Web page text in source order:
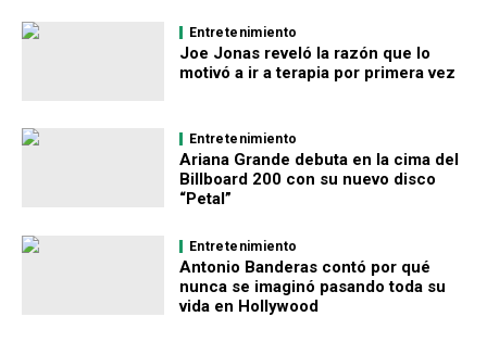
Entretenimiento
Joe Jonas reveló la razón que lo
motivó a ir a terapia por primera vez
Entretenimiento
Ariana Grande debuta en la cima del
Billboard 200 con su nuevo disco
“Petal”
Entretenimiento
Antonio Banderas contó por qué
nunca se imaginó pasando toda su
vida en Hollywood